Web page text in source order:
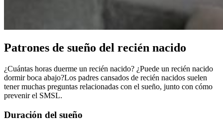
Patrones de sueño del recién nacido
¿Cuántas horas duerme un recién nacido? ¿Puede un recién nacido
dormir boca abajo?Los padres cansados de recién nacidos suelen
tener muchas preguntas relacionadas con el sueño, junto con cómo
prevenir el SMSL.
Duración del sueño